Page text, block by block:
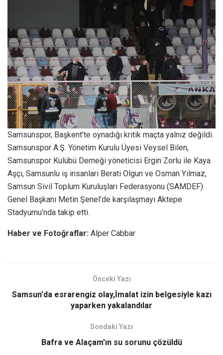
Samsunspor, Başkent’te oynadığı kritik maçta yalnız değildi.
Samsunspor A.Ş. Yönetim Kurulu Üyesi Veysel Bilen,
Samsunspor Kulübü Derneği yöneticisi Ergin Zorlu ile Kaya
Aşçı, Samsunlu iş insanları Berati Olgun ve Osman Yılmaz,
Samsun Sivil Toplum Kuruluşları Federasyonu (SAMDEF)
Genel Başkanı Metin Şenel’de karşılaşmayı Aktepe
Stadyumu’nda takip etti.
Haber ve Fotoğraflar: Alper Cabbar
Önceki Yazı
Samsun'da esrarengiz olay,İmalat izin belgesiyle kazı
yaparken yakalandılar
Sondaki Yazı
Bafra ve Alaçam'ın su sorunu çözüldü